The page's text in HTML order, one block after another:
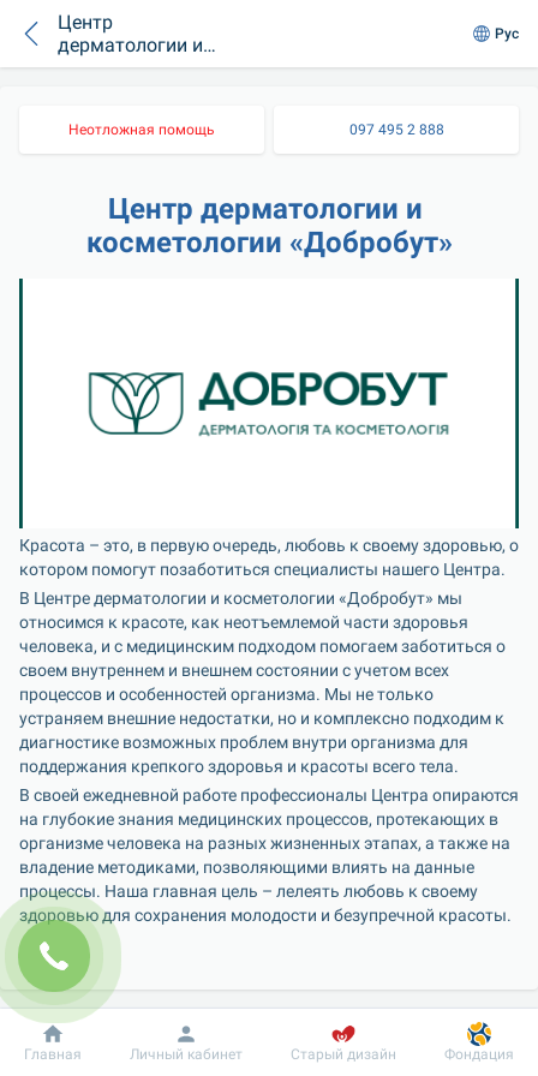
Центр
дерматологии и
косметологии
Рус
Неотложная помощь 097 495 2 888
Центр дерматологии и
косметологии «Добробут»
Красота – это, в первую очередь, любовь к своему здоровью, о
котором помогут позаботиться специалисты нашего Центра.
В Центре дерматологии и косметологии «Добробут» мы
относимся к красоте, как неотъемлемой части здоровья
человека, и с медицинским подходом помогаем заботиться о
своем внутреннем и внешнем состоянии с учетом всех
процессов и особенностей организма. Мы не только
устраняем внешние недостатки, но и комплексно подходим к
диагностике возможных проблем внутри организма для
поддержания крепкого здоровья и красоты всего тела.
В своей ежедневной работе профессионалы Центра опираются
на глубокие знания медицинских процессов, протекающих в
организме человека на разных жизненных этапах, а также на
владение методиками, позволяющими влиять на данные
процессы. Наша главная цель – лелеять любовь к своему
здоровью для сохранения молодости и безупречной красоты.
В нашем Центре о вашем здоровье и красоте позаботятся
Добробут Информация Пациенту
Главная Личный кабинет Старый дизайн Фондация